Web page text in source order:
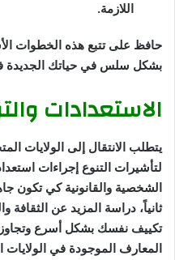
اللازمة.
حافظ على تتبع هذه الخطوات
بشكل سلس في حياتك الجديدة
الاستعدادات
يتطلب الانتقال إلى الولايات
لتأشيرات التنوع إجراءات
الشخصية والقانونية كي تكون
ثانياً، دراسة المزيد عن
تكييف نفسك بشكل أسرع
المعارف الموجودة في الولايات